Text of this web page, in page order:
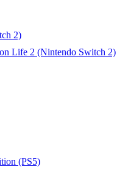
2)
Life 2 (Nintendo Switch 2)
(PS5)